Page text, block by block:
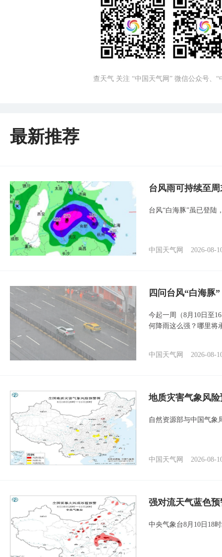
查天气 关注 “中国天气网” 微信公众号、
最新推荐
台风雨可持续至
台风“白海豚”虽已登陆
中国天气网 2026-08-
四问台风“白海豚
今起一周（8月10日至
何降雨这么强？哪里将
中国天气网 2026-08-
地质灾害气象风
自然资源部与中国气象
中国天气网 2026-08-
强对流天气蓝色
中央气象台8月10日18